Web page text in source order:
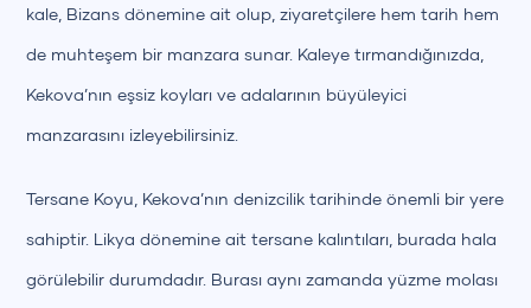
kale, Bizans dönemine ait olup, ziyaretçilere hem tarih hem
de muhteşem bir manzara sunar. Kaleye tırmandığınızda,
Kekova’nın eşsiz koyları ve adalarının büyüleyici
manzarasını izleyebilirsiniz.
Tersane Koyu, Kekova’nın denizcilik tarihinde önemli bir yere
sahiptir. Likya dönemine ait tersane kalıntıları, burada hala
görülebilir durumdadır. Burası aynı zamanda yüzme molası